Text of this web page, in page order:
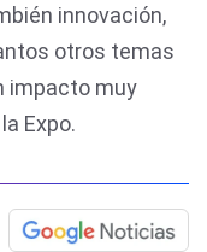
innovación,
otros temas
impacto muy
Expo.